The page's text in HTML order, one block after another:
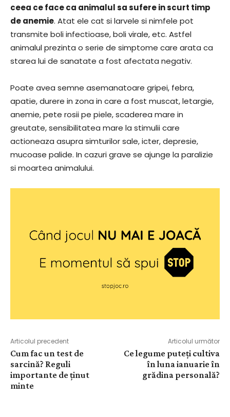
ceea ce face ca animalul sa sufere in scurt timp
de anemie. Atat ele cat si larvele si nimfele pot
transmite boli infectioase, boli virale, etc. Astfel
animalul prezinta o serie de simptome care arata ca
starea lui de sanatate a fost afectata negativ.
Poate avea semne asemanatoare gripei, febra,
apatie, durere in zona in care a fost muscat, letargie,
anemie, pete rosii pe piele, scaderea mare in
greutate, sensibilitatea mare la stimulii care
actioneaza asupra simturilor sale, icter, depresie,
mucoase palide. In cazuri grave se ajunge la paralizie
si moartea animalului.
Articolul precedent
Cum fac un test de
sarcină? Reguli
importante de ținut
minte
Articolul următor
Ce legume puteți cultiva
în luna ianuarie în
grădina personală?